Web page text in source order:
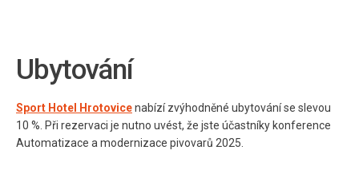
Ubytování
Sport Hotel Hrotovicenabízí zvýhodněné ubytování se slevou
10 %. Při rezervaci je nutno uvést, že jste účastníky konference
Automatizace a modernizace pivovarů 2025.